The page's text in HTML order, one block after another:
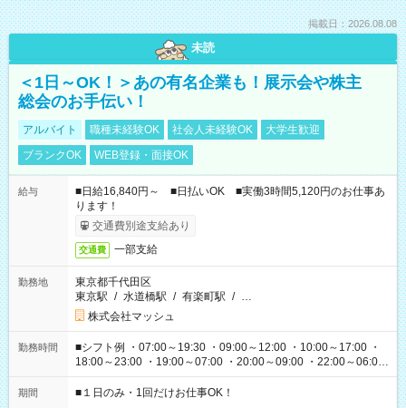
掲載日：2026.08.08
未読
＜1日～OK！＞あの有名企業も！展示会や株主
総会のお手伝い！
アルバイト 職種未経験OK 社会人未経験OK
大学生歓迎
ブランクOK
WEB登録・面接OK
給与
■日給16,840円～ ■日払いOK ■実働3時間5,120円のお仕事あ
ります！
交通費別途支給あり
交通費 一部支給
勤務地
東京都千代田区
東京駅 / 水道橋駅 / 有楽町駅 / …
株式会社マッシュ
勤務時間
■シフト例 ・07:00～19:30 ・09:00～12:00 ・10:00～17:00 ・
18:00～23:00 ・19:00～07:00 ・20:00～09:00 ・22:00～06:00
etc ★最短で3時間で5,120円のお仕事から 15時間で2万円近く稼
げるお仕事も！ ご希望のお時間に合わせてご紹介！ ※シフトは
期間 ■１日のみ・1回だけお仕事OK！